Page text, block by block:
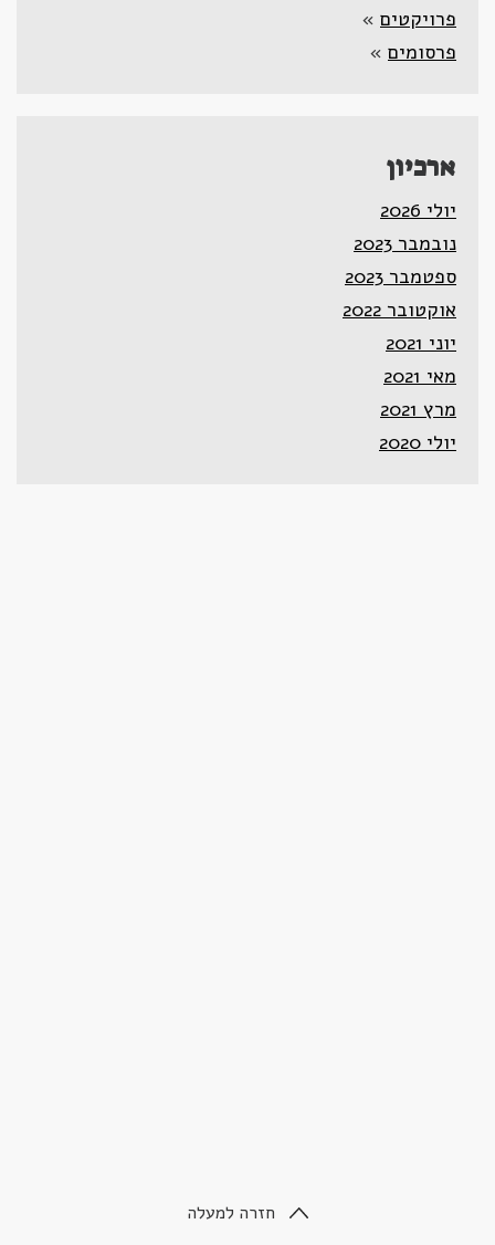
פרויקטים »
פרסומים »
ארכיון
יולי 2026
נובמבר 2023
ספטמבר 2023
אוקטובר 2022
יוני 2021
מאי 2021
מרץ 2021
יולי 2020
חזרה למעלה